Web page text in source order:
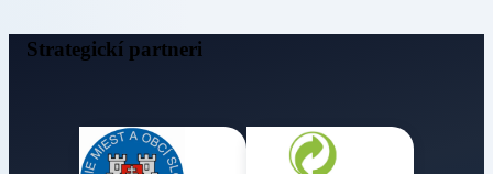
Strategickí partneri